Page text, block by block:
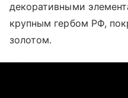
декоративными
крупным гербом РФ,
золотом.